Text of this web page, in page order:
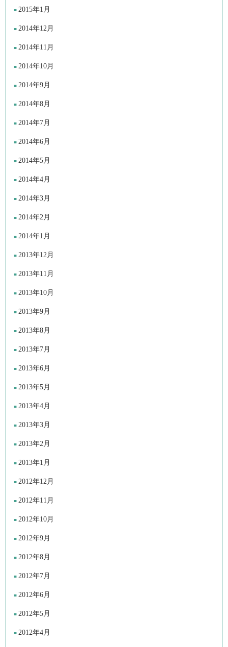
2015年1月
2014年12月
2014年11月
2014年10月
2014年9月
2014年8月
2014年7月
2014年6月
2014年5月
2014年4月
2014年3月
2014年2月
2014年1月
2013年12月
2013年11月
2013年10月
2013年9月
2013年8月
2013年7月
2013年6月
2013年5月
2013年4月
2013年3月
2013年2月
2013年1月
2012年12月
2012年11月
2012年10月
2012年9月
2012年8月
2012年7月
2012年6月
2012年5月
2012年4月